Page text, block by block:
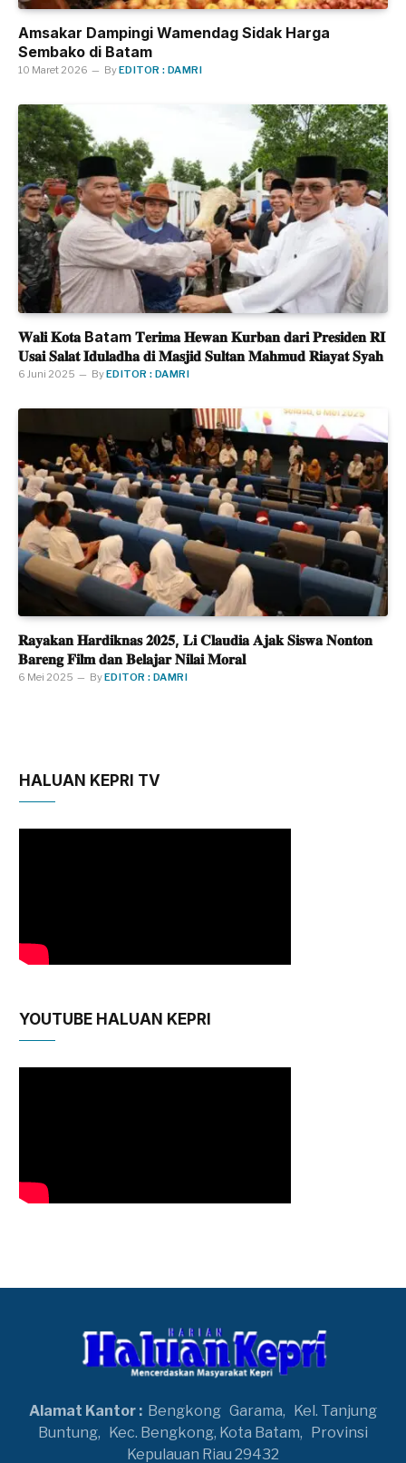
Amsakar Dampingi Wamendag Sidak Harga
Sembako di Batam
10 Maret 2026 ByEDITOR : DAMRI
𝐖𝐚𝐥𝐢 𝐊𝐨𝐭𝐚 Batam 𝐓𝐞𝐫𝐢𝐦𝐚 𝐇𝐞𝐰𝐚𝐧 𝐊𝐮𝐫𝐛𝐚𝐧 𝐝𝐚𝐫𝐢 𝐏𝐫𝐞𝐬𝐢𝐝𝐞𝐧 𝐑𝐈
𝐔𝐬𝐚𝐢 𝐒𝐚𝐥𝐚𝐭 𝐈𝐝𝐮𝐥𝐚𝐝𝐡𝐚 𝐝𝐢 𝐌𝐚𝐬𝐣𝐢𝐝 𝐒𝐮𝐥𝐭𝐚𝐧 𝐌𝐚𝐡𝐦𝐮𝐝 𝐑𝐢𝐚𝐲𝐚𝐭 𝐒𝐲𝐚𝐡
6 Juni 2025 ByEDITOR : DAMRI
𝐑𝐚𝐲𝐚𝐤𝐚𝐧 𝐇𝐚𝐫𝐝𝐢𝐤𝐧𝐚𝐬 𝟐𝟎𝟐𝟓, 𝐋𝐢 𝐂𝐥𝐚𝐮𝐝𝐢𝐚 𝐀𝐣𝐚𝐤 𝐒𝐢𝐬𝐰𝐚 𝐍𝐨𝐧𝐭𝐨𝐧
𝐁𝐚𝐫𝐞𝐧𝐠 𝐅𝐢𝐥𝐦 𝐝𝐚𝐧 𝐁𝐞𝐥𝐚𝐣𝐚𝐫 𝐍𝐢𝐥𝐚𝐢 𝐌𝐨𝐫𝐚𝐥
6 Mei 2025 ByEDITOR : DAMRI
HALUAN KEPRI TV
YOUTUBE HALUAN KEPRI
Alamat Kantor : Bengkong Garama, Kel. Tanjung
Buntung, Kec. Bengkong, Kota Batam, Provinsi
Kepulauan Riau 29432